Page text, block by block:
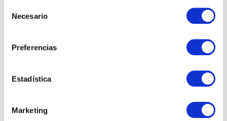
Necesario
Preferencias
Estadística
Marketing